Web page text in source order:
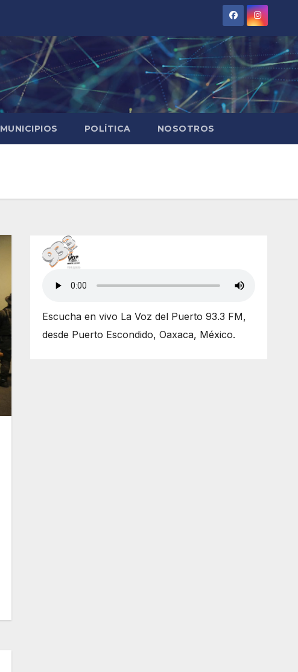
MUNICIPIOS POLÍTICA NOSOTROS
Escucha en vivo La Voz del Puerto 93.3 FM,
desde Puerto Escondido, Oaxaca, México.